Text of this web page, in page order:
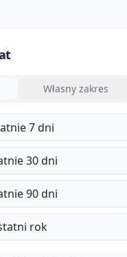
Własny zakres
7 dni
30 dni
90 dni
rok